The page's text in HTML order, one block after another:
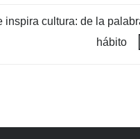
inspira cultura: de la
hábito